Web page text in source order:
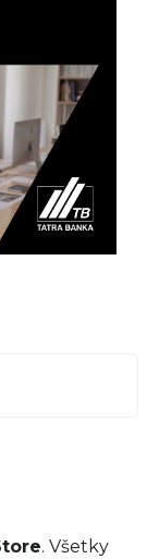
. Všetky